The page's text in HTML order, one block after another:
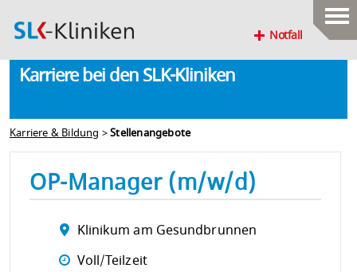
Notfall
Karriere bei den SLK-Kliniken
Karriere & Bildung >Stellenangebote
OP-Manager (m/w/d)
Klinikum am Gesundbrunnen
Voll/Teilzeit